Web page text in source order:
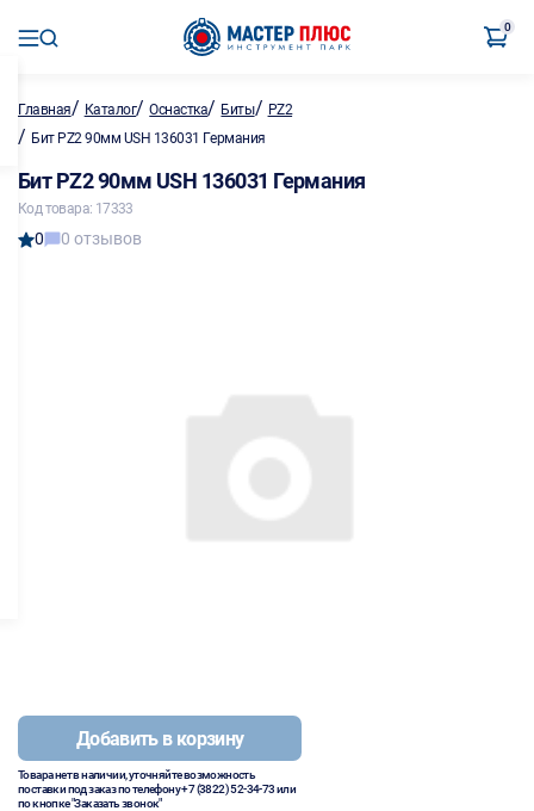
0
Главная/ Каталог/Оснастка/ Биты/ PZ2
/ Бит PZ2 90мм USH 136031 Германия
Бит PZ2 90мм USH 136031 Германия
Код товара: 17333
0 0 отзывов
Добавить в корзину
Товара нет в наличии, уточняйте возможность
поставки под заказ по телефону+7 (3822) 52-34-73или
по кнопке "Заказать звонок"